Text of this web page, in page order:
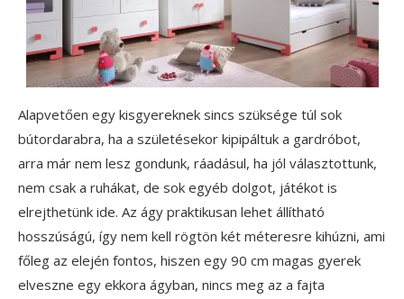
Alapvetően egy kisgyereknek sincs szüksége túl sok
bútordarabra, ha a születésekor kipipáltuk a gardróbot,
arra már nem lesz gondunk, ráadásul, ha jól választottunk,
nem csak a ruhákat, de sok egyéb dolgot, játékot is
elrejthetünk ide. Az ágy praktikusan lehet állítható
hosszúságú, így nem kell rögtön két méteresre kihúzni, ami
főleg az elején fontos, hiszen egy 90 cm magas gyerek
elveszne egy ekkora ágyban, nincs meg az a fajta